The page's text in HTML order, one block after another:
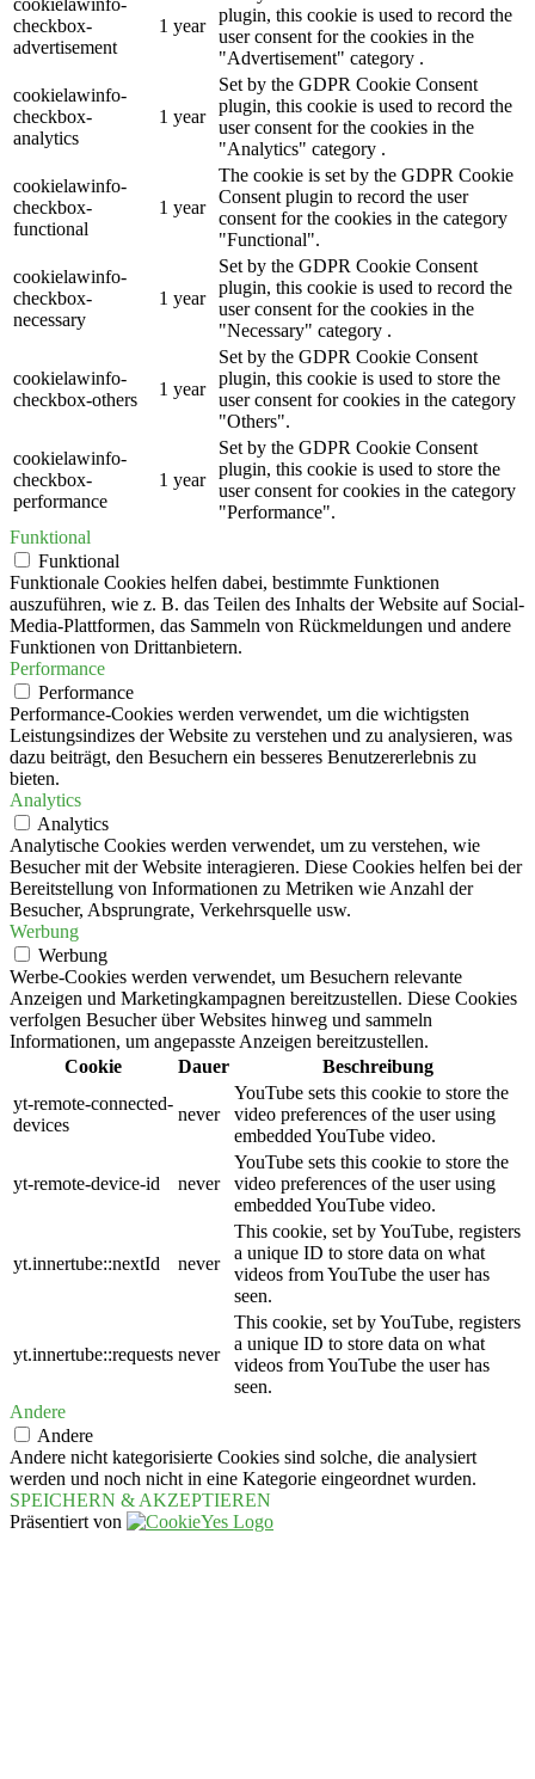
checkbox-
advertisement
1 year
plugin, this cookie is used to record the
user consent for the cookies in the
"Advertisement" category .
cookielawinfo-
checkbox-
analytics
1 year
Set by the GDPR Cookie Consent
plugin, this cookie is used to record the
user consent for the cookies in the
"Analytics" category .
cookielawinfo-
checkbox-
functional
1 year
The cookie is set by the GDPR Cookie
Consent plugin to record the user
consent for the cookies in the category
"Functional".
cookielawinfo-
checkbox-
necessary
1 year
Set by the GDPR Cookie Consent
plugin, this cookie is used to record the
user consent for the cookies in the
"Necessary" category .
cookielawinfo-
checkbox-others
1 year
Set by the GDPR Cookie Consent
plugin, this cookie is used to store the
user consent for cookies in the category
"Others".
cookielawinfo-
checkbox-
performance
1 year
Set by the GDPR Cookie Consent
plugin, this cookie is used to store the
user consent for cookies in the category
"Performance".
Funktional
Funktional
Funktionale Cookies helfen dabei, bestimmte Funktionen
auszuführen, wie z. B. das Teilen des Inhalts der Website auf Social-
Media-Plattformen, das Sammeln von Rückmeldungen und andere
Funktionen von Drittanbietern.
Performance
Performance
Performance-Cookies werden verwendet, um die wichtigsten
Leistungsindizes der Website zu verstehen und zu analysieren, was
dazu beiträgt, den Besuchern ein besseres Benutzererlebnis zu
bieten.
Analytics
Analytics
Analytische Cookies werden verwendet, um zu verstehen, wie
Besucher mit der Website interagieren. Diese Cookies helfen bei der
Bereitstellung von Informationen zu Metriken wie Anzahl der
Besucher, Absprungrate, Verkehrsquelle usw.
Werbung
Werbung
Werbe-Cookies werden verwendet, um Besuchern relevante
Anzeigen und Marketingkampagnen bereitzustellen. Diese Cookies
verfolgen Besucher über Websites hinweg und sammeln
Informationen, um angepasste Anzeigen bereitzustellen.
Cookie
Dauer
Beschreibung
yt-remote-connected-
devices
never
YouTube sets this cookie to store the
video preferences of the user using
embedded YouTube video.
yt-remote-device-id never
YouTube sets this cookie to store the
video preferences of the user using
embedded YouTube video.
yt.innertube::nextId never
This cookie, set by YouTube, registers
a unique ID to store data on what
videos from YouTube the user has
seen.
yt.innertube::requests never
This cookie, set by YouTube, registers
a unique ID to store data on what
videos from YouTube the user has
seen.
Andere
Andere
Andere nicht kategorisierte Cookies sind solche, die analysiert
werden und noch nicht in eine Kategorie eingeordnet wurden.
SPEICHERN & AKZEPTIEREN
Präsentiert von